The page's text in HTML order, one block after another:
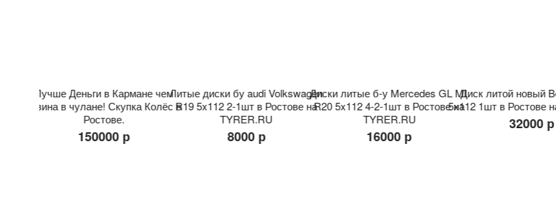
X ClassЛучше Деньги в Кармане чем
резина в чулане! Скупка Колёс в
Ростове.
150000 р
Литые диски бу audi Volkswagen
R19 5x112 2-1шт в Ростове на
TYRER.RU
8000 р
Диски литые б-у Mercedes GL ML
R20 5x112 4-2-1шт в Ростове на
TYRER.RU
16000 р
Диск литой новый
5x112 1шт в Ростове
32000 р